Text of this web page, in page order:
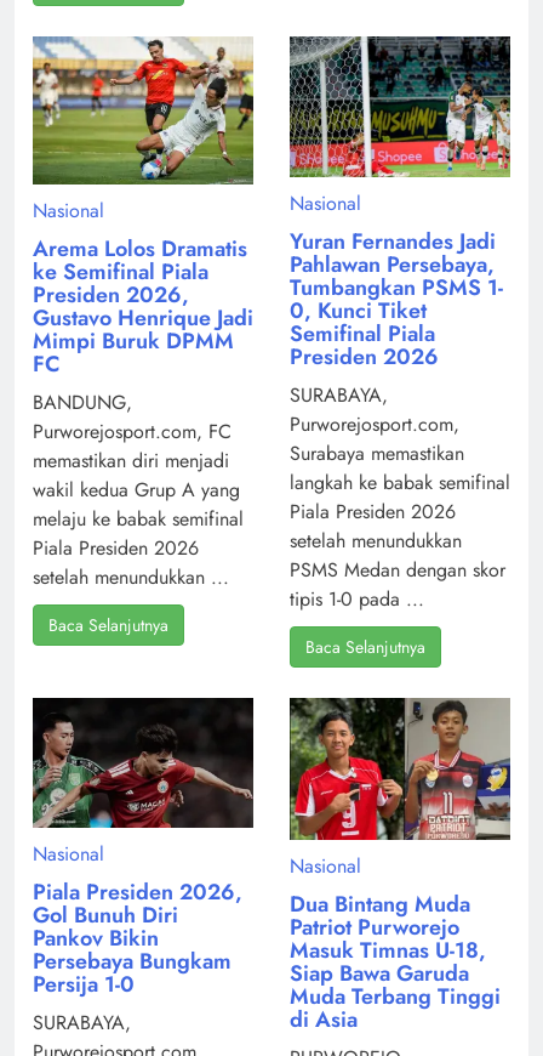
Nasional
Arema Lolos Dramatis
ke Semifinal Piala
Presiden 2026,
Gustavo Henrique Jadi
Mimpi Buruk DPMM
FC
BANDUNG,
Purworejosport.com, FC
memastikan diri menjadi
wakil kedua Grup A yang
melaju ke babak semifinal
Piala Presiden 2026
setelah menundukkan ...
Baca Selanjutnya
Nasional
Yuran Fernandes Jadi
Pahlawan Persebaya,
Tumbangkan PSMS 1-
0, Kunci Tiket
Semifinal Piala
Presiden 2026
SURABAYA,
Purworejosport.com,
Surabaya memastikan
langkah ke babak semifinal
Piala Presiden 2026
setelah menundukkan
PSMS Medan dengan skor
tipis 1-0 pada ...
Baca Selanjutnya
Nasional
Piala Presiden 2026,
Gol Bunuh Diri
Pankov Bikin
Persebaya Bungkam
Persija 1-0
SURABAYA,
Nasional
Dua Bintang Muda
Patriot Purworejo
Masuk Timnas U-18,
Siap Bawa Garuda
Muda Terbang Tinggi
di Asia